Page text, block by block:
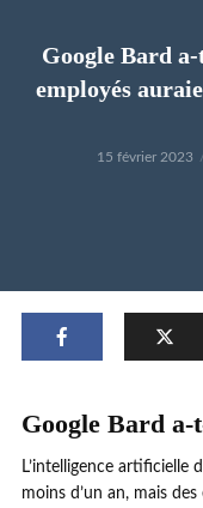
Google Bard
employés
15 février 2023
Google Bard
L’intelligence artificielle
moins d’un an, mais